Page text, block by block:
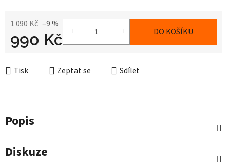
1 090 Kč –9 %
990 Kč DO KOŠÍKU
Tisk Zeptat se Sdílet
Popis
Diskuze